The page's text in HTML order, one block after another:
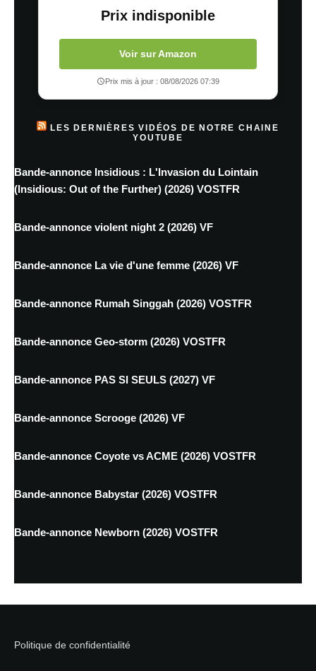
Prix indisponible
Voir sur Amazon
Prix mis à jour : 08/08/2026 07:39
LES DERNIÈRES VIDÉOS DE NOTRE CHAINE
YOUTUBE
Bande-annonce Insidious : L'Invasion du Lointain
(Insidious: Out of the Further) (2026) VOSTFR
Bande-annonce violent night 2 (2026) VF
Bande-annonce La vie d'une femme (2026) VF
Bande-annonce Rumah Singgah (2026) VOSTFR
Bande-annonce Geo-storm (2026) VOSTFR
Bande-annonce PAS SI SEULS (2027) VF
Bande-annonce Scrooge (2026) VF
Bande-annonce Coyote vs ACME (2026) VOSTFR
Bande-annonce Babystar (2026) VOSTFR
Bande-annonce Newborn (2026) VOSTFR
Politique de confidentialité